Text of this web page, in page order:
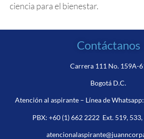
ciencia para el bienestar.
Contáctanos
Carrera 111 No. 159A-
Bogotá D.C.
Atención al aspirante – Línea de Whatsapp:
PBX: +60 (1) 662 2222Ext. 519, 533,